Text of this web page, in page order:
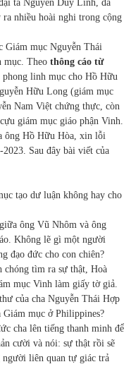
tá Nguyễn Duy Linh, đã
ra nhiều hoài nghi trong cộng
Giám mục Nguyễn Thái
mục. Theo thông cáo từ
phong linh mục cho Hồ Hữu
Hữu Long (giám mục
Nam Việt chứng thực, còn
giám mục giáo phận Vinh.
ông Hồ Hữu Hòa, xin lỗi
Sau đây bài viết của
tạo dư luận không hay cho
ông Vũ Nhôm và ông
Không lẽ gì một người
đạo đức cho con chiên?
chóng tìm ra sự thật, Hoà
mục Vinh làm giấy tờ giả.
của cha Nguyễn Thái Hợp
Giám mục ở Philippines?
cha lên tiếng thanh minh để
cười và nói: sự thật rồi sẽ
liên quan tự giác trả